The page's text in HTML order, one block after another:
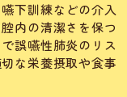
下訓練などの介入
内の清潔さを保つ
誤嚥性肺炎のリス
な栄養摂取や食事